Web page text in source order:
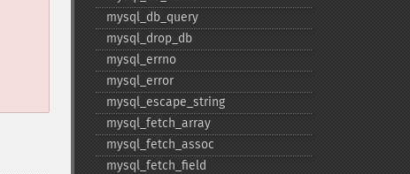
mysql_​db_​query
mysql_​drop_​db
mysql_​errno
mysql_​error
mysql_​escape_​string
mysql_​fetch_​array
mysql_​fetch_​assoc
mysql_​fetch_​field